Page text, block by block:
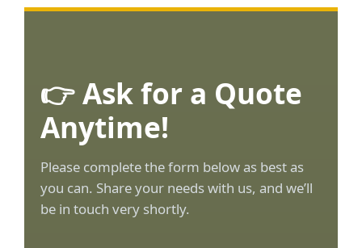
👉 Ask for a Quote
Anytime!
Please complete the form below as best as
you can. Share your needs with us, and we’ll
be in touch very shortly.